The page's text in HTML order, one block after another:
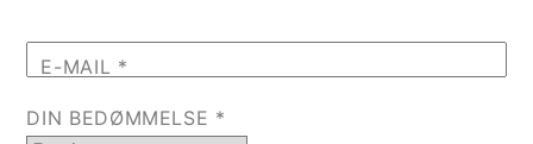
E-MAIL *
DIN BEDØMMELSE *